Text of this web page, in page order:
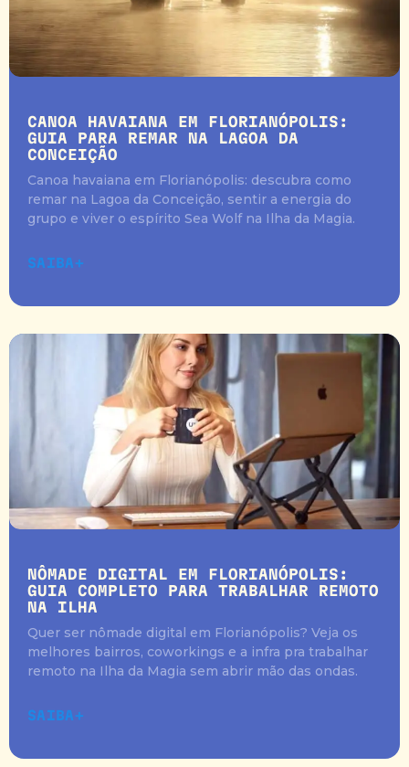
CANOA HAVAIANA EM FLORIANÓPOLIS:
GUIA PARA REMAR NA LAGOA DA
CONCEIÇÃO
Canoa havaiana em Florianópolis: descubra como
remar na Lagoa da Conceição, sentir a energia do
grupo e viver o espírito Sea Wolf na Ilha da Magia.
SAIBA+
NÔMADE DIGITAL EM FLORIANÓPOLIS:
GUIA COMPLETO PARA TRABALHAR REMOTO
NA ILHA
Quer ser nômade digital em Florianópolis? Veja os
melhores bairros, coworkings e a infra pra trabalhar
remoto na Ilha da Magia sem abrir mão das ondas.
SAIBA+